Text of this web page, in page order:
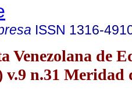
ISSN 1316-
Venezolana de
v.9 n.31 Meridad